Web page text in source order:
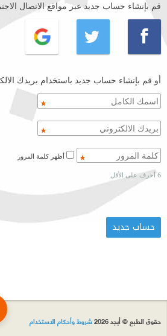
قم بإنشاء حساب جديد عبر مواقع الاتصال
أو قم بإنشاء حساب جديد باستخدام بريدك
6 أحرف على الأقل
حقوق الطبع © أبجد 2026 شروط وأحكام الاستخدام